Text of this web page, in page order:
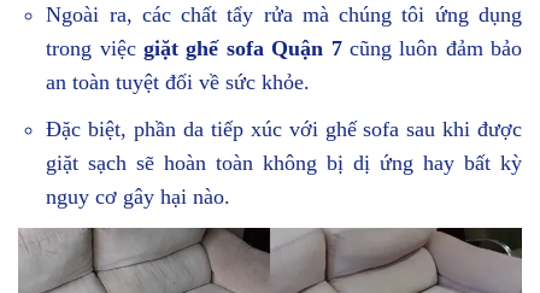
Ngoài ra, các chất tẩy rửa mà chúng tôi ứng dụng
trong việcgiặt ghế sofa Quận 7cũng luôn đảm bảo
an toàn tuyệt đối về sức khỏe.
Đặc biệt, phần da tiếp xúc với ghế sofa sau khi được
giặt sạch sẽ hoàn toàn không bị dị ứng hay bất kỳ
nguy cơ gây hại nào.